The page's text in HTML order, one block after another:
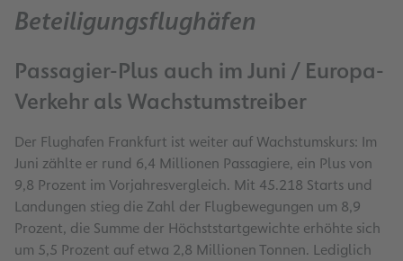
Beteiligungsflughäfen
Passagier-Plus auch im Juni / Europa-
Verkehr als Wachstumstreiber
Der Flughafen Frankfurt ist weiter auf Wachstumskurs: Im
Juni zählte er rund 6,4 Millionen Passagiere, ein Plus von
9,8 Prozent im Vorjahresvergleich. Mit 45.218 Starts und
Landungen stieg die Zahl der Flugbewegungen um 8,9
Prozent, die Summe der Höchststartgewichte erhöhte sich
um 5,5 Prozent auf etwa 2,8 Millionen Tonnen. Lediglich